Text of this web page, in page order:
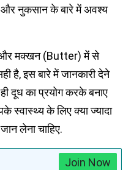
नुकसान के बारे में अवश्य
मक्खन (Butter) में से
है, इस बारे में जानकारी देने
दूध का प्रयोग करके बनाए
स्वास्थ्य के लिए क्या ज्यादा
लेना चाहिए.
Join Now